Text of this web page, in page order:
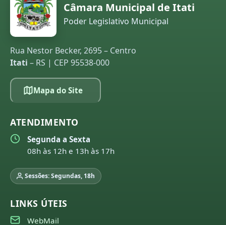
Câmara Municipal de Itati
Poder Legislativo Municipal
Rua Nestor Becker, 2695 – Centro
Itati – RS | CEP 95538-000
Mapa do Site
ATENDIMENTO
Segunda a Sexta
08h às 12h e 13h às 17h
Sessões: Segundas, 18h
LINKS ÚTEIS
WebMail